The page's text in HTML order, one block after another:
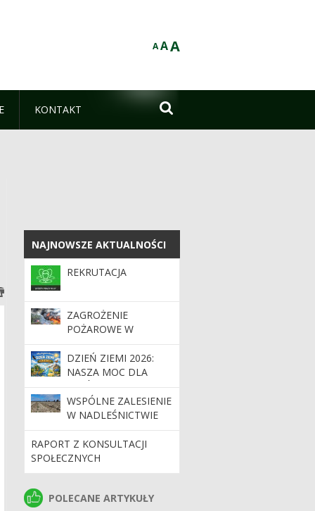
AAA
KONTAKT 
NAJNOWSZE AKTUALNOŚCI
NAJNOWSZE AKTUALNOŚCI
REKRUTACJA
ZAGROŻENIE
POŻAROWE W
LASACH. APEL O
OSTROŻNOŚĆ
DZIEŃ ZIEMI 2026:
NASZA MOC DLA
LASÓW I PLANETY
WSPÓLNE ZALESIENIE
W NADLEŚNICTWIE
BOLESŁAWIEC
RAPORT Z KONSULTACJI
SPOŁECZNYCH
POLECANE ARTYKUŁY
POLECANE ARTYKUŁY